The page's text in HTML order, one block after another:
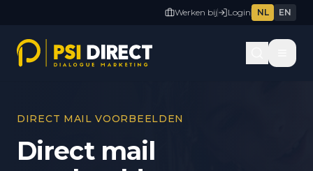
Werken bij Login NL EN
DIRECT MAIL VOORBEELDEN
Direct mail